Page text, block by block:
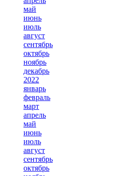
май
июнь
июль
август
сентябрь
октябрь
ноябрь
декабрь
2022
январь
февраль
март
апрель
май
июнь
июль
август
сентябрь
октябрь